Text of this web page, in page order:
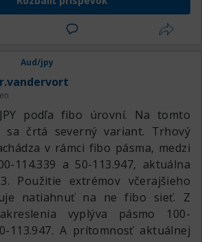
aby ich ťažili a predávali na
Musia namáhať mozgy, vyrábať
a získavať prostriedky pre
Tých, čo majú všetky
aby žili dobre. Tu je medvedia
indikátore MACD, ale koľko ich
indikátoroch a všetky sú
akoby začína fungovať. Dávali
malý odraz, naberali nových
išli ďalej hore. A pravdepodobne
neskončil, koniec ani kraj
niekto veľký potrebuje tlačiť v
všetky technické signály na
nezaujímajú. Kým sa nevytvorí
Aud/jpy
podľa fibo úrovní. Na tomto
sa črtá severný variant. Trhový
v rámci fibo pásma, medzi
114.339 a 50-113.947, aktuálna
Použitie extrémov včerajšieho
natiahnuť na ne fibo sieť. Z
vyplýva pásmo 100-
113.947. A prítomnosť aktuálnej